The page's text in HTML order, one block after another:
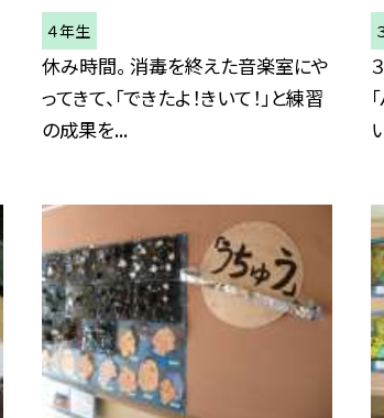
４年生
休み時間。 消毒を終えた音楽室にや
ってきて、「できたよ！きいて！」と練習
の成果を...